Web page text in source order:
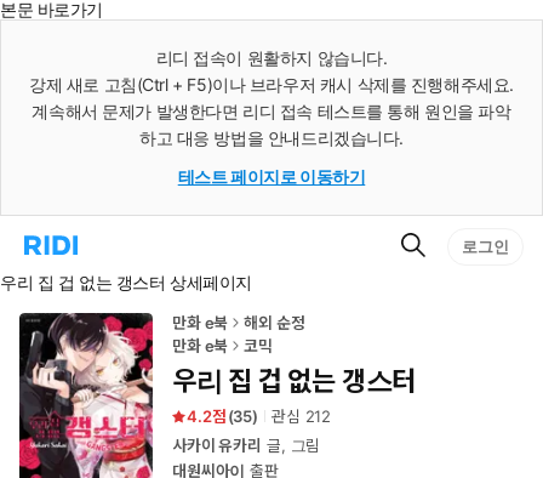
본문 바로가기
리디 접속이 원활하지 않습니다.
강제 새로 고침(Ctrl + F5)이나 브라우저 캐시 삭제를 진행해주세요.
계속해서 문제가 발생한다면 리디 접속 테스트를 통해 원인을 파악
하고 대응 방법을 안내드리겠습니다.
테스트 페이지로 이동하기
리
홈
로
이
동
검
로그인
우리 집 겁 없는 갱스터 상세페이지
만화 e북
해외 순정
만화 e북
코믹
우리 집 겁 없는 갱스터
4.2 (35) 관심 212
사카이 유카리 글, 그림
대원씨아이 출판